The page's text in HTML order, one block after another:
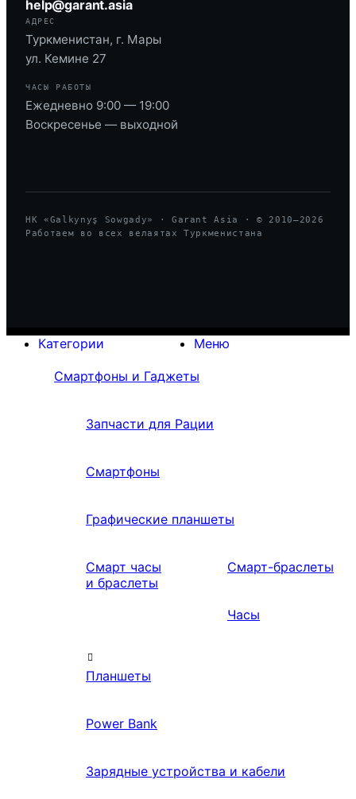
help@garant.asia
АДРЕС
Туркменистан, г. Мары
ул. Кемине 27
ЧАСЫ РАБОТЫ
Ежедневно 9:00 — 19:00
Воскресенье — выходной
HK «Galkynyş Sowgady» · Garant Asia · © 2010—2026
Работаем во всех велаятах Туркменистана
Меню
Категории
Смартфоны и Гаджеты
Запчасти для Рации
Смартфоны
Графические планшеты
Смарт часы
и браслеты
Смарт-браслеты
Часы
Планшеты
Power Bank
Зарядные устройства и кабели